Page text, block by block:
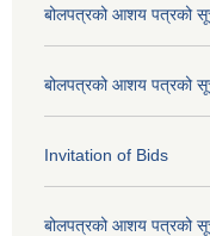
बोलपत्रको आशय पत्रको
बोलपत्रको आशय पत्रको
Invitation of Bids
बोलपत्रको आशय पत्रको